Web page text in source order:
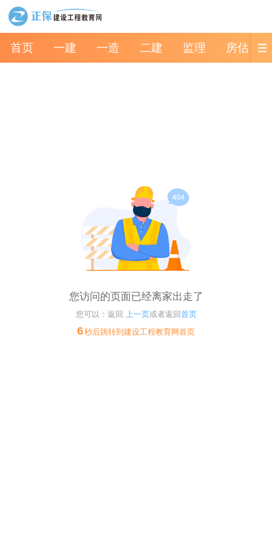
首页 一建 一造 二建 监理 房估
您访问的页面已经离家出走了
您可以：返回 上一页或者返回首页
6秒后跳转到建设工程教育网首页